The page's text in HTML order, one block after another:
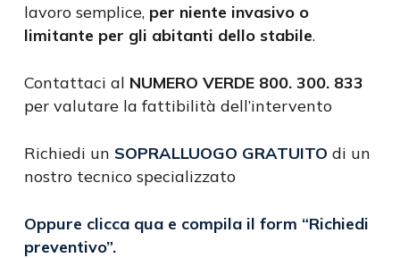
lavoro semplice, per niente invasivo o
limitante per gli abitanti dello stabile.
Contattaci al NUMERO VERDE 800. 300. 833
per valutare la fattibilità dell’intervento
Richiedi un SOPRALLUOGO GRATUITO di un
nostro tecnico specializzato
Oppure clicca qua e compila il form “Richiedi
preventivo”.